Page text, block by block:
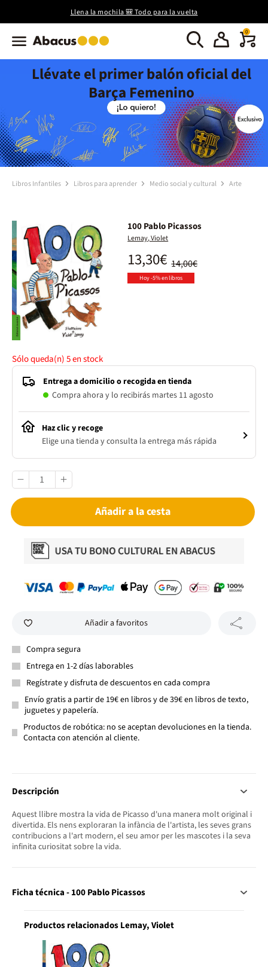
Llena la mochila 🎒 Todo para la vuelta
0
Llévate el primer balón oficial del
Barça Femenino
Libros Infantiles Libros para aprender Medio social y cultural Arte
100 Pablo Picassos
Lemay, Violet
14,00€
13,30€
Hoy -5% en libros
Sólo queda(n)5en stock
Entrega a domicilio o recogida en tienda
Compra ahora y lo recibirás martes 11 agosto
Haz clic y recoge
Elige una tienda y consulta la entrega más rápida
Añadir a la cesta
Añadir a favoritos
Compra segura
Entrega en 1-2 días laborables
Regístrate y disfruta de descuentos en cada compra
Envío gratis a partir de 19€ en libros y de 39€ en libros de texto,
juguetes y papelería.
Productos de robótica: no se aceptan devoluciones en la tienda.
Contacta con atención al cliente.
Descripción
Aquest llibre mostra la vida de Picasso d'una manera molt original i
divertida. Els nens exploraran la infància de l'artista, les seves grans
contribucions a l'art modern, el seu amor per les mascotes i la seva
infinita curiositat sobre la vida.
Ficha técnica - 100 Pablo Picassos
Productos relacionados Lemay, Violet